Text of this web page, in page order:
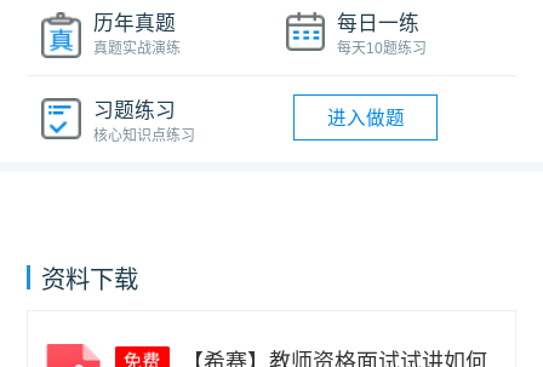
历年真题
真题实战演练
每日一练
每天10题练习
习题练习
核心知识点练习
进入做题
资料下载